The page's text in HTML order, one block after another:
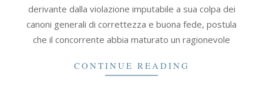
derivante dalla violazione imputabile a sua colpa dei
canoni generali di correttezza e buona fede, postula
che il concorrente abbia maturato un ragionevole
CONTINUE READING